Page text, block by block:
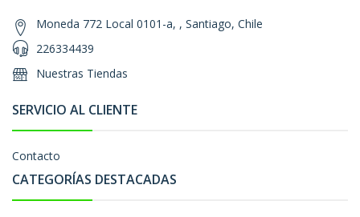
Moneda 772 Local 0101-a, , Santiago, Chile
226334439
Nuestras Tiendas
SERVICIO AL CLIENTE
Contacto
CATEGORÍAS DESTACADAS